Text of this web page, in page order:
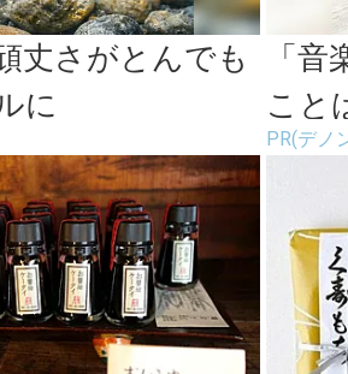
丈さがとんでも
に
「
こと
PR(デノ